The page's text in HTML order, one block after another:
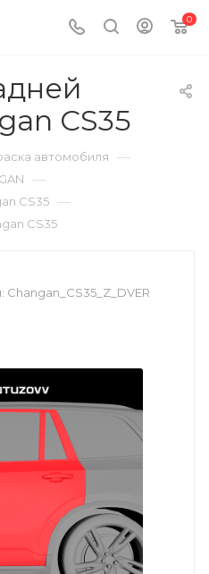
0
CS35
автомобиля —
—
CS35 —
CS35
Changan_CS35_Z_DVER